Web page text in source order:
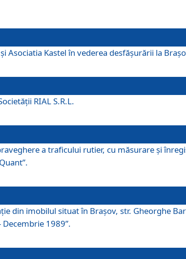
Kastel în vederea desfăşurării la
RIAL S.R.L.
a traficului rutier, cu măsurare și
din imobilul situat în Braşov, str. Gheorghe
1989”.